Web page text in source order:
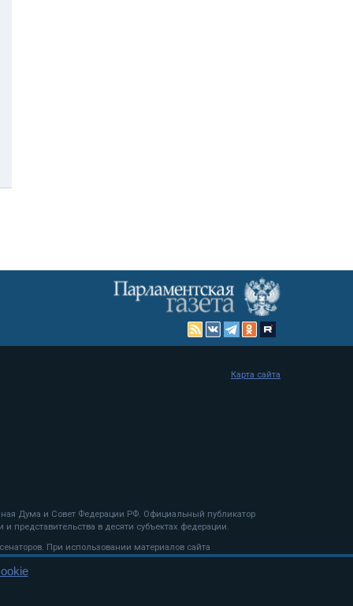
Дума и Совет Федерации РФ. Официальный публикатор
представительства в десяти субъектах федерации.
При использовании материалов сайта
Карта сайта